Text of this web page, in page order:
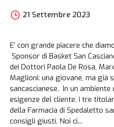
21 Settembre 2023
E’ con grande piacere che
Sponsor di Basket San
dei Dottori Paola De Rosa,
Maglioni: una giovane, ma
sancascianese. In un
esigenze del cliente, i tre
della Farmacia di Spedaletto
consigli giusti. Noi ci...